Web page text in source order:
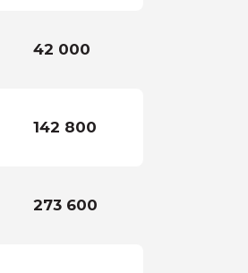
42 000
142 800
273 600